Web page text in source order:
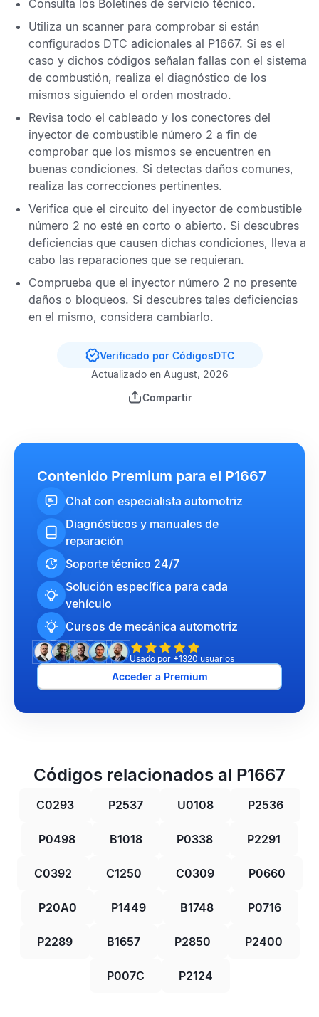
Consulta los Boletines de servicio técnico.
Utiliza un scanner para comprobar si están
configurados DTC adicionales al P1667. Si es el
caso y dichos códigos señalan fallas con el sistema
de combustión, realiza el diagnóstico de los
mismos siguiendo el orden mostrado.
Revisa todo el cableado y los conectores del
inyector de combustible número 2 a fin de
comprobar que los mismos se encuentren en
buenas condiciones. Si detectas daños comunes,
realiza las correcciones pertinentes.
Verifica que el circuito del inyector de combustible
número 2 no esté en corto o abierto. Si descubres
deficiencias que causen dichas condiciones, lleva a
cabo las reparaciones que se requieran.
Comprueba que el inyector número 2 no presente
daños o bloqueos. Si descubres tales deficiencias
en el mismo, considera cambiarlo.
Verificado por CódigosDTC
Actualizado en August, 2026
Compartir
Contenido Premium para el P1667
Chat con especialista automotriz
Diagnósticos y manuales de
reparación
Soporte técnico 24/7
Solución específica para cada
vehículo
Cursos de mecánica automotriz
Usado por +1320 usuarios
Acceder a Premium
Códigos relacionados al P1667
C0293 P2537 U0108 P2536
P0498 B1018 P0338 P2291
C0392 C1250 C0309 P0660
P20A0 P1449 B1748 P0716
P2289 B1657 P2850 P2400
P007C P2124